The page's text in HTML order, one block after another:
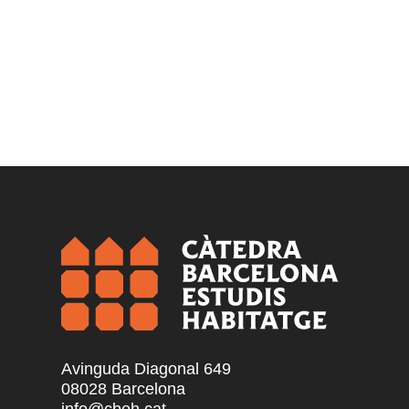
Avinguda Diagonal 649
08028 Barcelona